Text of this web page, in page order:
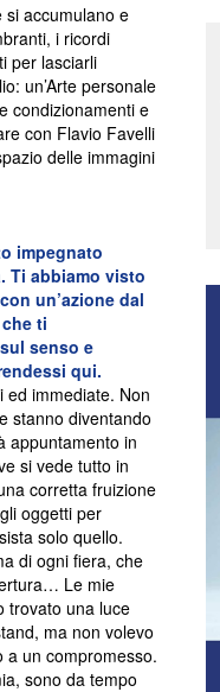
si accumulano e
i ricordi
per lasciarli
un’Arte personale
condizionamenti e
con Flavio Favelli
delle immagini
impegnato
Ti abbiamo visto
un’azione dal
ti
senso e
qui.
ed immediate. Non
stanno diventando
appuntamento in
si vede tutto in
corretta fruizione
oggetti per
solo quello.
di ogni fiera, che
Le mie
trovato una luce
ma non volevo
a un compromesso.
sono da tempo